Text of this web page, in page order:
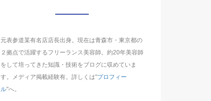
元表参道某有名店店長出身。現在は青森市・東京都の
２拠点で活躍するフリーランス美容師。約20年美容師
をして培ってきた知識・技術をブログに収めていま
す。メディア掲載経験有。詳しくは"プロフィー
ル"へ。